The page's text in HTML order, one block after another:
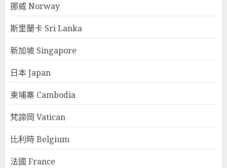
挪威 Norway
斯里蘭卡 Sri Lanka
新加坡 Singapore
日本 Japan
柬埔寨 Cambodia
梵諦岡 Vatican
比利時 Belgium
法國 France